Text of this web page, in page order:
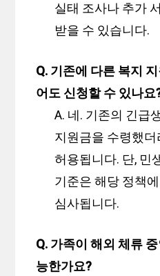
실태 조사나 추가
받을 수 있습니다.
Q. 기존에 다른 복지
어도 신청할 수 있나요
A. 네. 기존의 긴급
지원금을 수령했더
허용됩니다. 단, 민
기준은 해당 정책
심사됩니다.
Q. 가족이 해외 체류
능한가요?